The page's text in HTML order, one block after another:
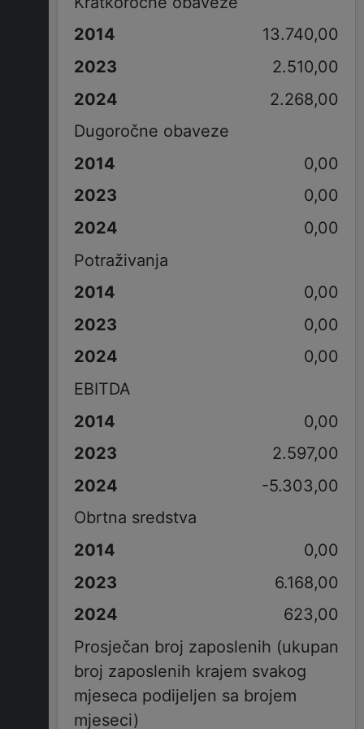
13.740,00
2.510,00
2.268,00
Dugoročne obaveze
0,00
0,00
0,00
Potraživanja
0,00
0,00
0,00
EBITDA
0,00
2.597,00
-5.303,00
Obrtna sredstva
0,00
6.168,00
623,00
Prosječan broj zaposlenih (ukupan
broj zaposlenih krajem svakog
mjeseca podijeljen sa brojem
mjeseci)